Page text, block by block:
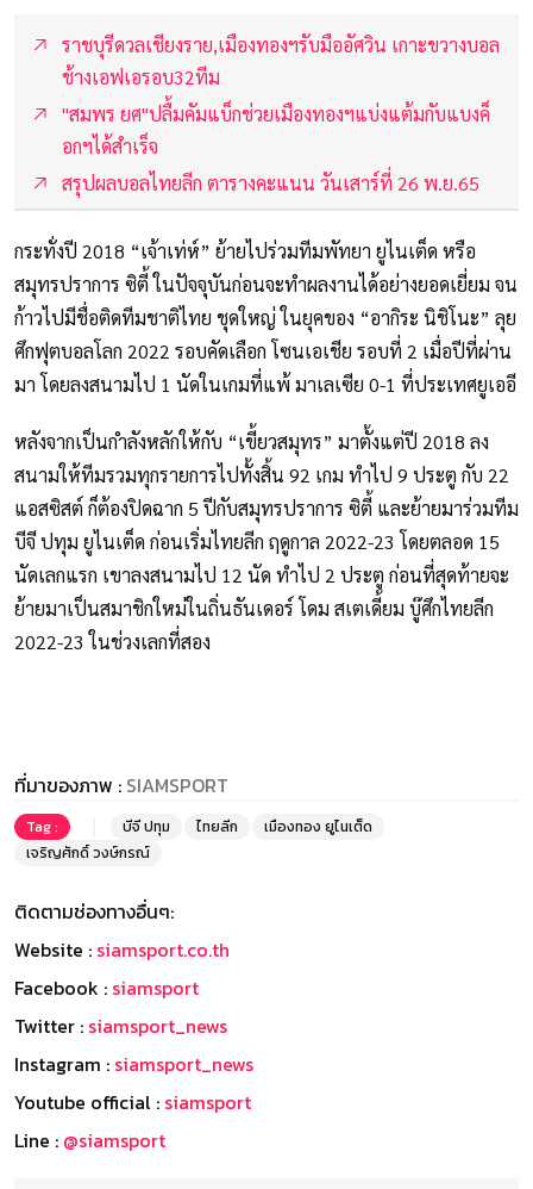
ราชบุรีดวลเชียงราย,เมืองทองฯรับมืออัศวิน เกาะขวางบอล
ช้างเอฟเอรอบ32ทีม
"สมพร ยศ"ปลื้มคัมแบ็กช่วยเมืองทองฯแบ่งแต้มกับแบงค็
อกฯได้สำเร็จ
สรุปผลบอลไทยลีก ตารางคะแนน วันเสาร์ที่ 26 พ.ย.65
กระทั่งปี 2018 “เจ้าเท่ห์” ย้ายไปร่วมทีมพัทยา ยูไนเต็ด หรือ
สมุทรปราการ ซิตี้ ในปัจจุบันก่อนจะทำผลงานได้อย่างยอดเยี่ยม จน
ก้าวไปมีชื่อติดทีมชาติไทย ชุดใหญ่ ในยุคของ “อากิระ นิชิโนะ” ลุย
ศึกฟุตบอลโลก 2022 รอบคัดเลือก โซนเอเชีย รอบที่ 2 เมื่อปีที่ผ่าน
มา โดยลงสนามไป 1 นัดในเกมที่แพ้ มาเลเซีย 0-1 ที่ประเทศยูเออี
หลังจากเป็นกำลังหลักให้กับ “เขี้ยวสมุทร” มาตั้งแต่ปี 2018 ลง
สนามให้ทีมรวมทุกรายการไปทั้งสิ้น 92 เกม ทำไป 9 ประตู กับ 22
แอสซิสต์ ก็ต้องปิดฉาก 5 ปีกับสมุทรปราการ ซิตี้ และย้ายมาร่วมทีม
บีจี ปทุม ยูไนเต็ด ก่อนเริ่มไทยลีก ฤดูกาล 2022-23 โดยตลอด 15
นัดเลกแรก เขาลงสนามไป 12 นัด ทำไป 2 ประตู ก่อนที่สุดท้ายจะ
ย้ายมาเป็นสมาชิกใหม่ในถิ่นธันเดอร์ โดม สเตเดี้ยม บู๊ศึกไทยลีก
2022-23 ในช่วงเลกที่สอง
ที่มาของภาพ : SIAMSPORT
Tag : บีจี ปทุม ไทยลีก
เมืองทอง ยูไนเต็ด
เจริญศักดิ์ วงษ์กรณ์
ติดตามช่องทางอื่นๆ:
Website : siamsport.co.th
Facebook : siamsport
Twitter : siamsport_news
Instagram : siamsport_news
Youtube official : siamsport
Line : @siamsport